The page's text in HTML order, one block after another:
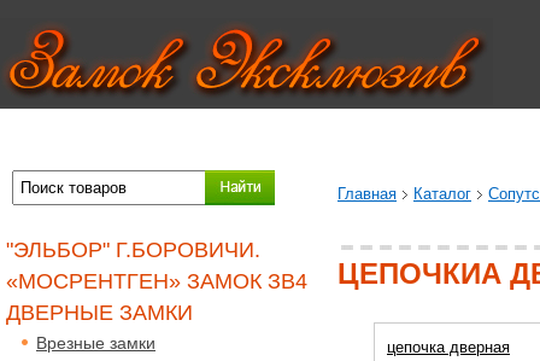
Главная Каталог
"ЭЛЬБОР" Г.БОРОВИЧИ.
«МОСРЕНТГЕН» ЗАМОК ЗВ4
ДВЕРНЫЕ ЗАМКИ
Врезные замки
ЦЕПОЧКИА
цепочка дверная